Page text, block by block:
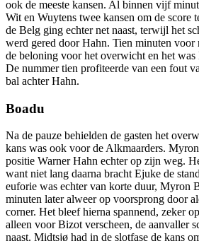
ook de meeste kansen. Al binnen vijf
Wit en Wuytens twee kansen om de score
de Belg ging echter net naast, terwijl het
werd gered door Hahn. Tien minuten voor
de beloning voor het overwicht en het
De nummer tien profiteerde van een fout
bal achter Hahn.
Boadu
Na de pauze behielden de gasten het
kans was ook voor de Alkmaarders.
positie Warner Hahn echter op zijn weg.
want niet lang daarna bracht Ejuke de
euforie was echter van korte duur, Myron
minuten later alweer op voorsprong door
corner. Het bleef hierna spannend, zeker
alleen voor Bizot verscheen, de aanvaller
naast. Midtsjø had in de slotfase de kans